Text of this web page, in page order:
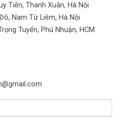
Tiến, Thanh Xuân, Hà Nội
Nam Từ Liêm, Hà Nội
Tuyển, Phú Nhuận, HCM